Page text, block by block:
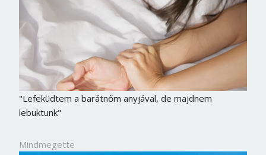
"Lefeküdtem a barátnőm anyjával, de majdnem
lebuktunk"
Mindmegette